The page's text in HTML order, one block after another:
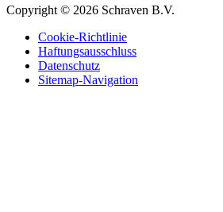
Copyright © 2026 Schraven B.V.
Cookie-Richtlinie
Haftungsausschluss
Datenschutz
Sitemap-Navigation